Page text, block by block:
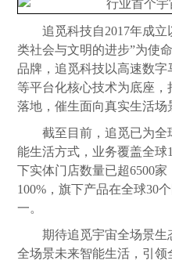
追觅科技自2017年成立
类社会与文明的进步”为使
品牌，追觅科技以高速数
等平台化核心技术为底座
落地，催生面向真实生活场
截至目前，追觅已为全
能生活方式，业务覆盖全
下实体门店数量已超6500
100%，旗下产品在全球30
一。
期待追觅宇宙全场景
全场景未来智能生活，引领